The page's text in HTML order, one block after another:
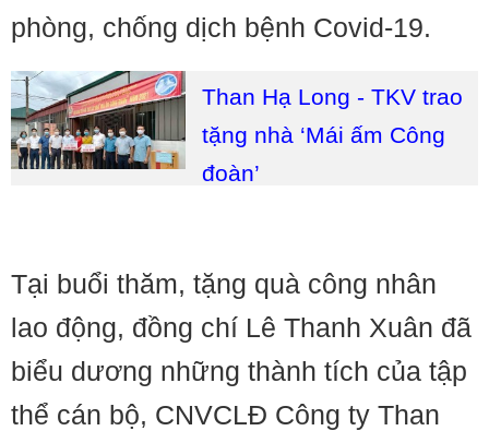
phòng, chống dịch bệnh Covid-19.
Than Hạ Long - TKV trao
tặng nhà ‘Mái ấm Công
đoàn’
Tại buổi thăm, tặng quà công nhân
lao động, đồng chí Lê Thanh Xuân đã
biểu dương những thành tích của tập
thể cán bộ, CNVCLĐ Công ty Than